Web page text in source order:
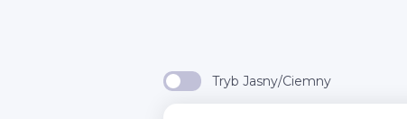
Tryb Jasny/Ciemny